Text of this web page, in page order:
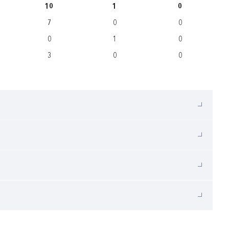
10 1 0
7 0 0
0 1 0
3 0 0